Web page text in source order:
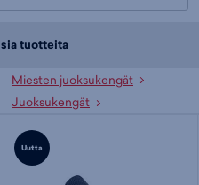
tuotteita
Miesten juoksukengät
Juoksukengät
Uutta